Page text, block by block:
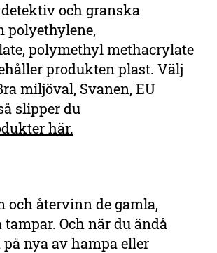
och granska
polyethylene,
polymethyl methacrylate
produkten plast. Välj
miljöval, Svanen, EU
slipper du
här.
och återvinn de gamla,
Och när du ändå
nya av hampa eller